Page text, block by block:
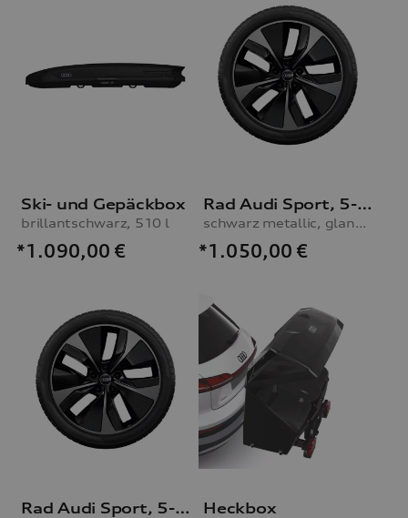
Ski- und Gepäckbox
brillantschwarz, 510 l
*1.090,00 €
Rad Audi Sport, 5-Arm-Aero mit RS-Schriftzug
schwarz metallic, glanzgedreht, abgedunkelt, 9,0Jx21, Reifen 255/45 R21 106W XL, vorn
*1.050,00 €
Rad Audi Sport, 5-Arm-Aero mit RS-Schriftzug Heckbox